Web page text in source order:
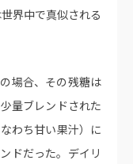
界中で真似される
場合、その残糖は
量ブレンドされた
わち甘い果汁）に
ドだった。デイリ